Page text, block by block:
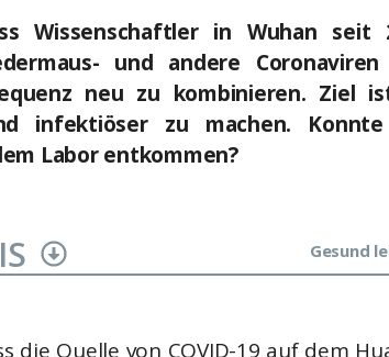
Wissenschaftler in Wuhan seit
und andere
neu zu kombinieren. Ziel
infektiöser zu machen. Konnte
Labor entkommen?
Gesund
die Quelle von COVID-19 auf dem